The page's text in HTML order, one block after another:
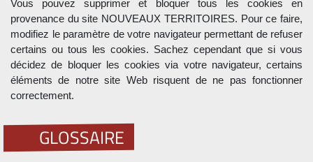
Vous pouvez supprimer et bloquer tous les cookies en
provenance du site NOUVEAUX TERRITOIRES. Pour ce faire,
modifiez le paramètre de votre navigateur permettant de refuser
certains ou tous les cookies. Sachez cependant que si vous
décidez de bloquer les cookies via votre navigateur, certains
éléments de notre site Web risquent de ne pas fonctionner
correctement.
GLOSSAIRE